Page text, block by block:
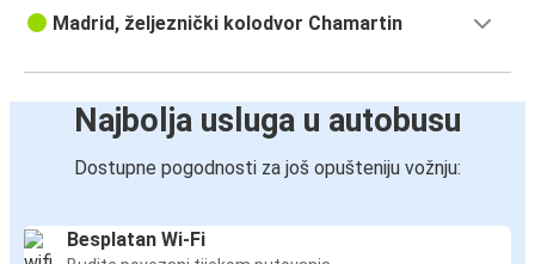
Madrid, željeznički kolodvor Chamartin
Najbolja usluga u autobusu
Dostupne pogodnosti za još opušteniju vožnju:
Besplatan Wi-Fi